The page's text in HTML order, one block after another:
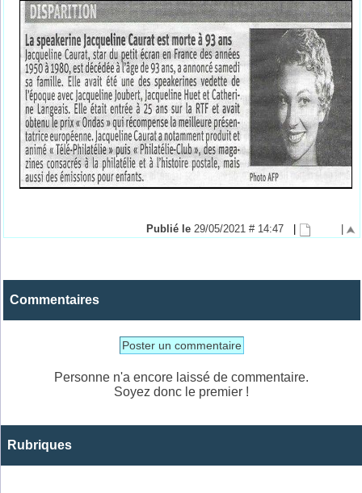
Publié le 29/05/2021 # 14:47
Commentaires
Poster un commentaire
Personne n'a encore laissé de commentaire.
Soyez donc le premier !
Rubriques